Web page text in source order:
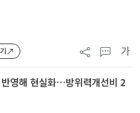
가
영해 현실화…방위력개선비 2